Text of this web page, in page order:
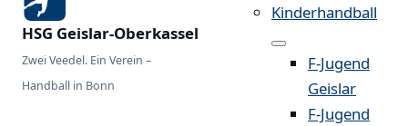
HSG Geislar-Oberkassel
Zwei Veedel. Ein Verein –
Handball in Bonn
Kinderhandball
F-Jugend
Geislar
F-Jugend